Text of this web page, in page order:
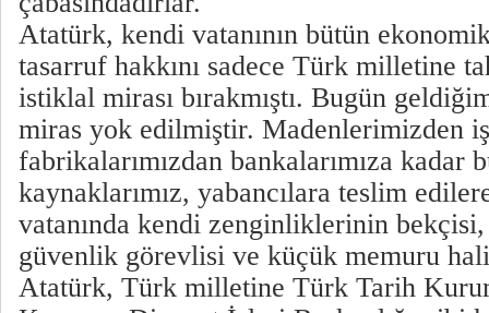
Atatürk, kendi vatanının bütün
tasarruf hakkını sadece Türk milletine
istiklal mirası bırakmıştı. Bugün
miras yok edilmiştir. Madenlerimizden
fabrikalarımızdan bankalarımıza kadar
kaynaklarımız, yabancılara teslim
vatanında kendi zenginliklerinin
güvenlik görevlisi ve küçük memuru
Atatürk, Türk milletine Türk Tarih